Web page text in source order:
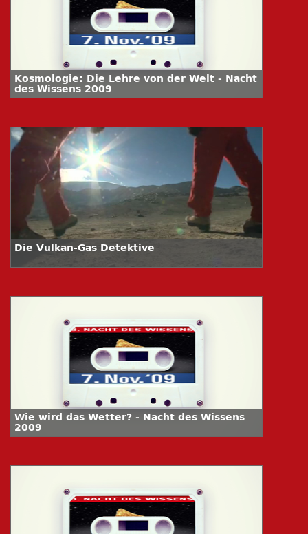
Kosmologie: Die Lehre von der Welt - Nacht
des Wissens 2009
Die Vulkan-Gas Detektive
Wie wird das Wetter? - Nacht des Wissens
2009